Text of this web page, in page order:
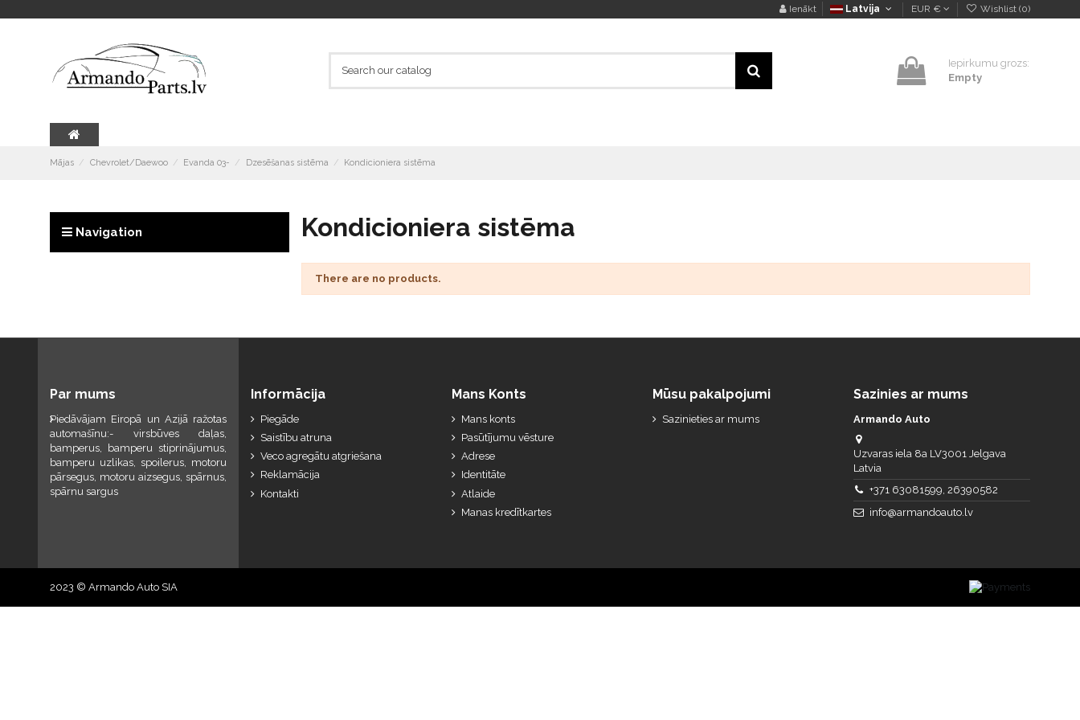
Ienākt Latvija EUR € Wishlist (0)
Iepirkumu grozs:
Empty
Mājas Chevrolet/Daewoo Evanda 03- Dzesēšanas sistēma Kondicioniera sistēma
Kondicioniera sistēma
There are no products.
Navigation
Par mums
Piedāvājam Eiropā un Azijā ražotas
automašīnu:- virsbūves daļas,
bamperus, bamperu stiprinājumus,
bamperu uzlikas, spoilerus, motoru
pārsegus, motoru aizsegus, spārnus,
spārnu sargus
Informācija
Piegāde
Saistību atruna
Veco agregātu atgriešana
Reklamācija
Kontakti
Mans Konts
Mans konts
Pasūtījumu vēsture
Adrese
Identitāte
Atlaide
Manas kredītkartes
Mūsu pakalpojumi
Sazinieties ar mums
Sazinies ar mums
Armando Auto
Uzvaras iela 8a LV3001 Jelgava
Latvia
+371 63081599, 26390582
info@armandoauto.lv
2023 © Armando Auto SIA